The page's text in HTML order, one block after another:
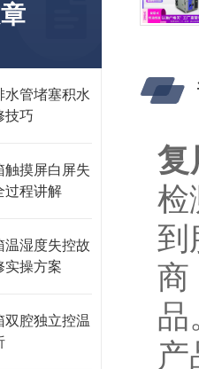
水管堵塞积水
技巧
触摸屏白屏失
过程讲解
温湿度失控故
实操方案
双腔独立控温
复
检
到
商
品
产